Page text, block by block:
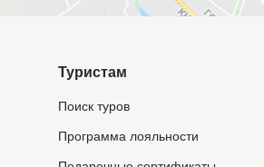
Туристам
Поиск туров
Программа лояльности